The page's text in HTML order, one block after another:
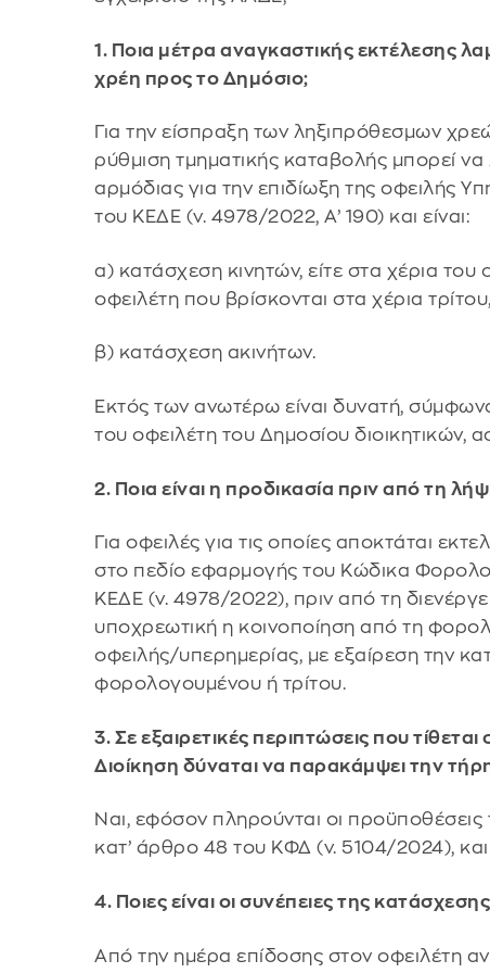
1. Ποια μέτρα αναγκαστικής εκτέλεσης
χρέη προς το Δημόσιο;
Για την είσπραξη των ληξιπρόθεσμων
ρύθμιση τμηματικής καταβολής μπορεί
αρμόδιας για την επιδίωξη της οφειλής
του ΚΕΔΕ (ν. 4978/2022, Α’ 190) και είναι:
α) κατάσχεση κινητών, είτε στα χέρια του
οφειλέτη που βρίσκονται στα χέρια τρίτου,
β) κατάσχεση ακινήτων.
Εκτός των ανωτέρω είναι δυνατή,
του οφειλέτη του Δημοσίου διοικητικών,
2. Ποια είναι η προδικασία πριν από τη
Για οφειλές για τις οποίες αποκτάται
στο πεδίο εφαρμογής του Κώδικα
ΚΕΔΕ (ν. 4978/2022), πριν από τη
υποχρεωτική η κοινοποίηση από τη
οφειλής/υπερημερίας, με εξαίρεση την
φορολογουμένου ή τρίτου.
3. Σε εξαιρετικές περιπτώσεις που
Διοίκηση δύναται να παρακάμψει την
Ναι, εφόσον πληρούνται οι προϋποθέσεις
κατ’ άρθρο 48 του ΚΦΔ (ν. 5104/2024),
4. Ποιες είναι οι συνέπειες της
Από την ημέρα επίδοσης στον οφειλέτη